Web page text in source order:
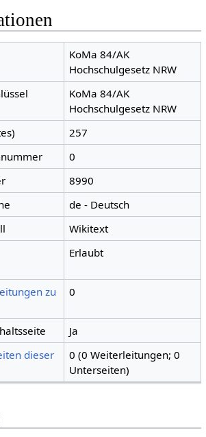
KoMa 84/AK
Hochschulgesetz NRW
KoMa 84/AK
Hochschulgesetz NRW
257
0
8990
de - Deutsch
Wikitext
Erlaubt
zu
0
Ja
dieser
0 (0 Weiterleitungen; 0
Unterseiten)